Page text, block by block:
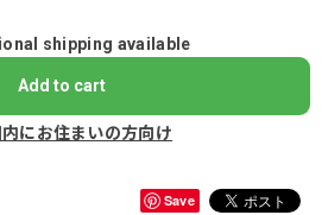
shipping available
Add to cart
内にお住まいの方向け
Save